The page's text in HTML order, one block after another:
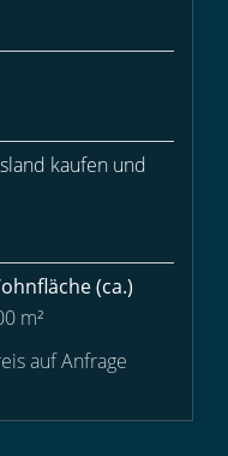
kaufen und
(ca.)
m²
auf Anfrage